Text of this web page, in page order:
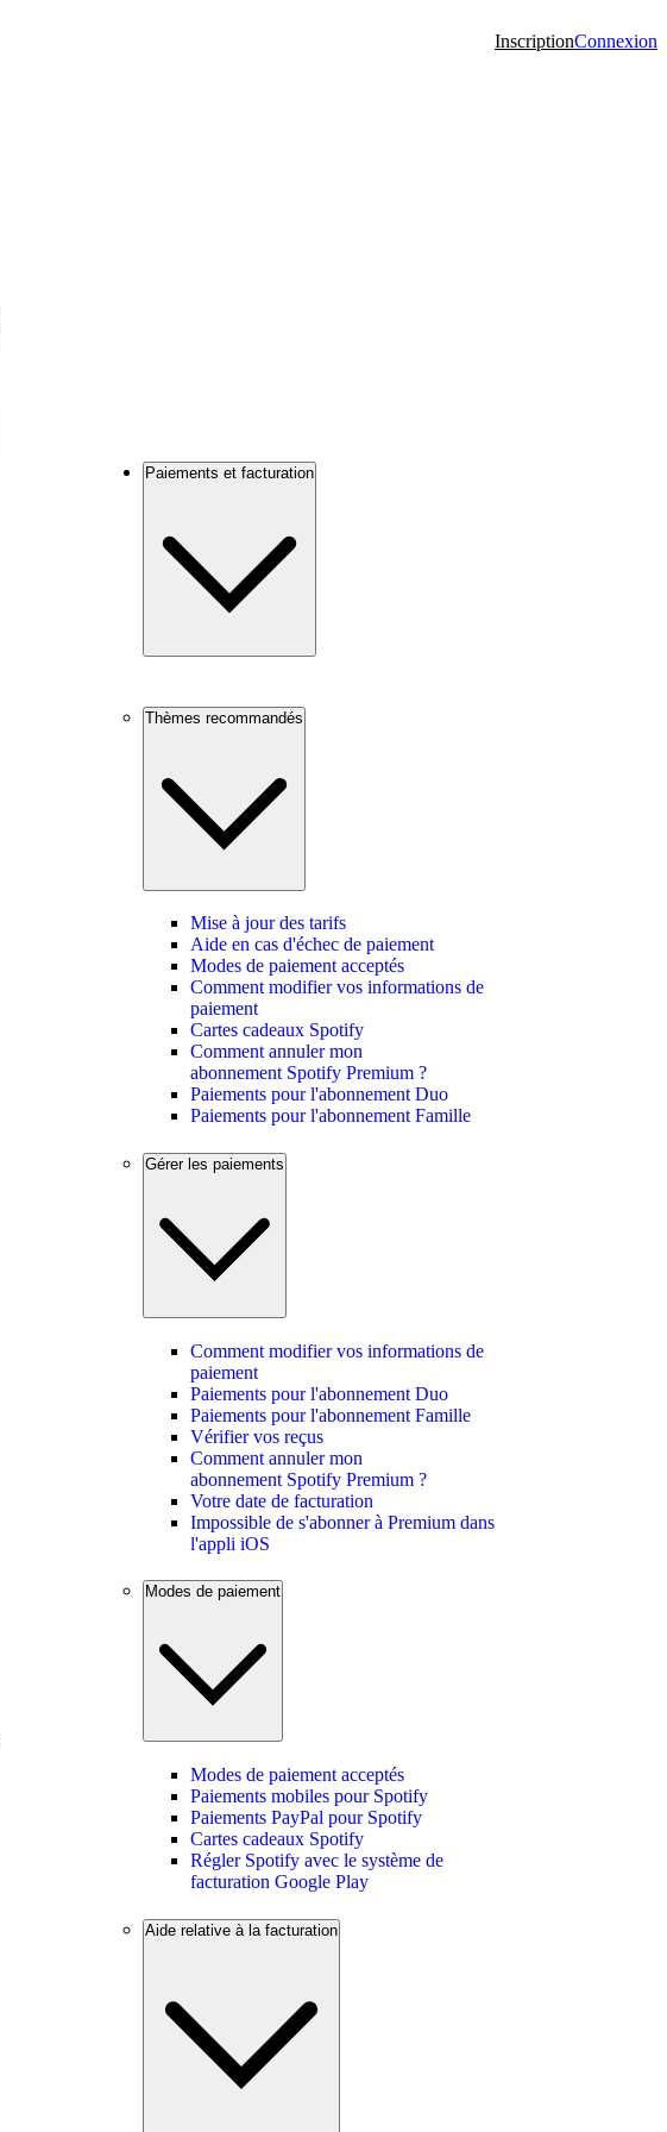
InscriptionConnexion
Paiements et facturation
Thèmes recommandés
Mise à jour des tarifs
Aide en cas d'échec de paiement
Modes de paiement acceptés
Comment modifier vos informations de
paiement
Cartes cadeaux Spotify
Comment annuler mon
abonnement Spotify Premium ?
Paiements pour l'abonnement Duo
Paiements pour l'abonnement Famille
Gérer les paiements
Comment modifier vos informations de
paiement
Paiements pour l'abonnement Duo
Paiements pour l'abonnement Famille
Vérifier vos reçus
Comment annuler mon
abonnement Spotify Premium ?
Votre date de facturation
Impossible de s'abonner à Premium dans
l'appli iOS
Modes de paiement
Modes de paiement acceptés
Paiements mobiles pour Spotify
Paiements PayPal pour Spotify
Cartes cadeaux Spotify
Régler Spotify avec le système de
facturation Google Play
Aide relative à la facturation